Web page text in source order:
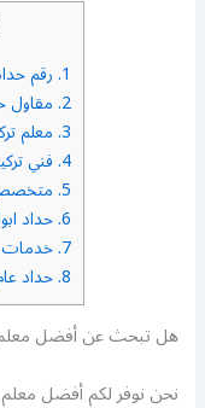
1. رقم
2. مقاول
3. معلم
4. فني
5.
6. حداد
7. خدمات
8. حداد
هل تبحث عن أفضل معلم
نحن نوفر لكم أفضل